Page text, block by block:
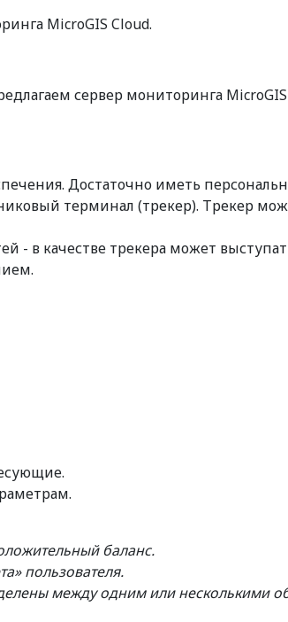
MicroGIS Cloud.
сервер мониторинга MicroGIS
Достаточно иметь
терминал (трекер). Трекер
в качестве трекера может
баланс.
пользователя.
между одним или несколькими